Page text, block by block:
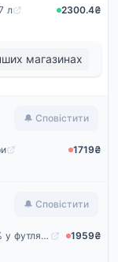
л
2300.4₴
магазинах
🔔 Сповістити
1719₴
🔔 Сповістити
Теннессі Віскі Jack Daniel's Old No.7 0.7 л 40% у футлярі гітари (5099873704790)
1959₴